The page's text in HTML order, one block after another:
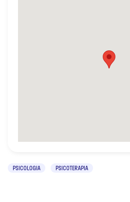
PSICOLOGIA PSICOTERAPIA